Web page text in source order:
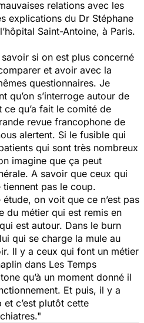
relations avec les
explications du Dr Stéphane
Saint-Antoine, à Paris.
savoir si on est plus concerné
et avoir avec la
questionnaires. Je
qu’on s’interroge autour de
ce qu’a fait le comité de
revue francophone de
alertent. Si le fusible qui
qui sont très nombreux
imagine que ça peut
A savoir que ceux qui
tiennent pas le coup.
on voit que ce n’est pas
du métier qui est remis en
est autour. Dans le burn
qui se charge la mule au
Il y a ceux qui font un métier
dans Les Temps
qu’à un moment donné il
Et puis, il y a
et c’est plutôt cette
."